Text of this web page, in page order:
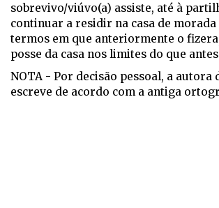
sobrevivo/viúvo(a) assiste, até à
continuar a residir na casa de
termos em que anteriormente o
posse da casa nos limites do que
NOTA - Por decisão pessoal, a autora
escreve de acordo com a antiga